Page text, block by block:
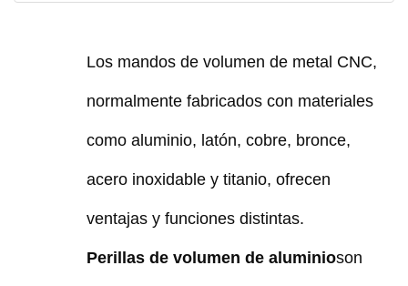
Los mandos de volumen de metal CNC,
normalmente fabricados con materiales
como aluminio, latón, cobre, bronce,
acero inoxidable y titanio, ofrecen
ventajas y funciones distintas.
Perillas de volumen de aluminioson